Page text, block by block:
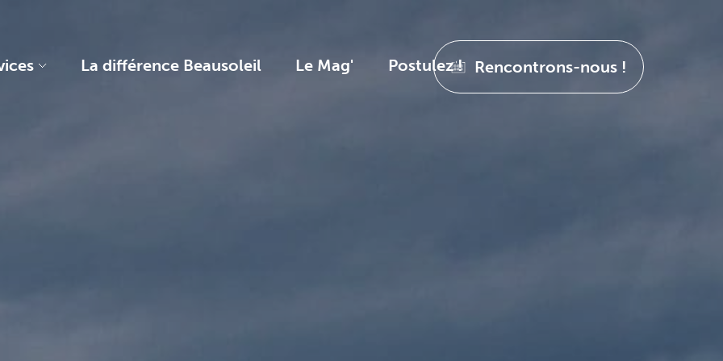
La différence Beausoleil Le Mag' Postulez ! Rencontrons-nous !